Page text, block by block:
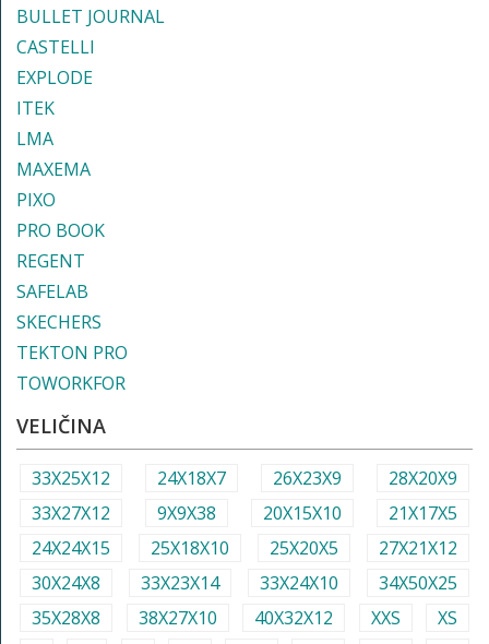
BULLET JOURNAL
CASTELLI
EXPLODE
ITEK
LMA
MAXEMA
PIXO
PRO BOOK
REGENT
SAFELAB
SKECHERS
TEKTON PRO
TOWORKFOR
VELIČINA
33X25X12 24X18X7 26X23X9
28X20X9
33X27X12
9X9X38 20X15X10
21X17X5
24X24X15
25X18X10 25X20X5
27X21X12
30X24X8
33X23X14 33X24X10
34X50X25
35X28X8
38X27X10 40X32X12 XXS
XS